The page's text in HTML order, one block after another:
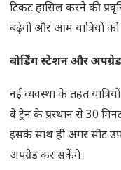
टिकट हासिल करने की
बढ़ेगी और आम यात्रियों को
बोर्डिंग स्टेशन और
नई व्यवस्था के तहत
वे ट्रेन के प्रस्थान से 30
इसके साथ ही अगर सीट
अपग्रेड कर सकेंगे।